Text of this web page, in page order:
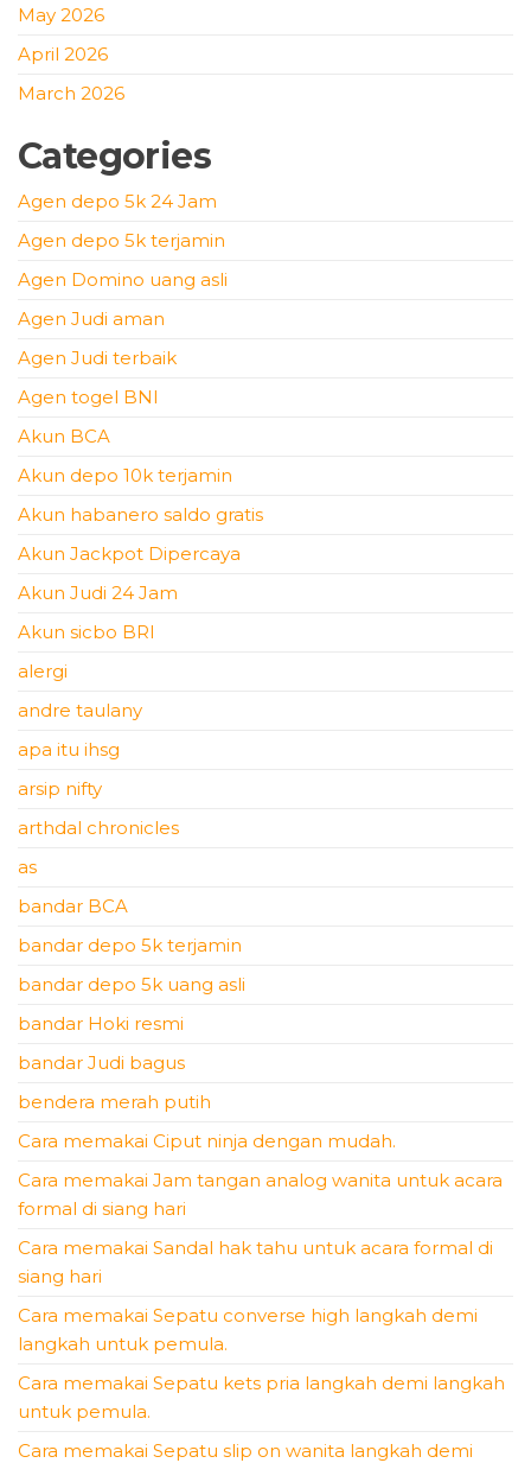
May 2026
April 2026
March 2026
Categories
Agen depo 5k 24 Jam
Agen depo 5k terjamin
Agen Domino uang asli
Agen Judi aman
Agen Judi terbaik
Agen togel BNI
Akun BCA
Akun depo 10k terjamin
Akun habanero saldo gratis
Akun Jackpot Dipercaya
Akun Judi 24 Jam
Akun sicbo BRI
alergi
andre taulany
apa itu ihsg
arsip nifty
arthdal chronicles
as
bandar BCA
bandar depo 5k terjamin
bandar depo 5k uang asli
bandar Hoki resmi
bandar Judi bagus
bendera merah putih
Cara memakai Ciput ninja dengan mudah.
Cara memakai Jam tangan analog wanita untuk acara
formal di siang hari
Cara memakai Sandal hak tahu untuk acara formal di
siang hari
Cara memakai Sepatu converse high langkah demi
langkah untuk pemula.
Cara memakai Sepatu kets pria langkah demi langkah
untuk pemula.
Cara memakai Sepatu slip on wanita langkah demi